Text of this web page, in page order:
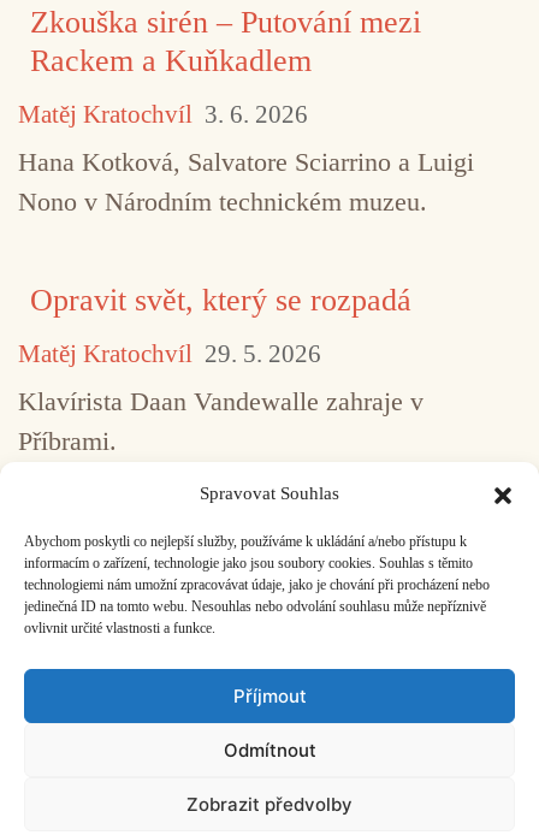
Spravovat Souhlas
Abychom poskytli co nejlepší služby, používáme k ukládání a/nebo přístupu k
informacím o zařízení, technologie jako jsou soubory cookies. Souhlas s těmito
technologiemi nám umožní zpracovávat údaje, jako je chování při procházení nebo
jedinečná ID na tomto webu. Nesouhlas nebo odvolání souhlasu může nepříznivě
ovlivnit určité vlastnosti a funkce.
Příjmout
Odmítnout
Zobrazit předvolby
Zkouška sirén – Putování mezi
Rackem a Kuňkadlem
Matěj Kratochvíl 3. 6. 2026
Hana Kotková, Salvatore Sciarrino a Luigi
Nono v Národním technickém muzeu.
Opravit svět, který se rozpadá
Matěj Kratochvíl 29. 5. 2026
Klavírista Daan Vandewalle zahraje v
Příbrami.
1 2 3 4 5 ... 517
ČASOPIS O JINÉ HUDBĚ | vydává Hudební informační středisko